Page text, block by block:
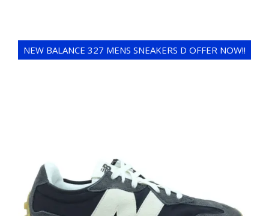
NEW BALANCE 327 MENS SNEAKERS D OFFER NOW!!